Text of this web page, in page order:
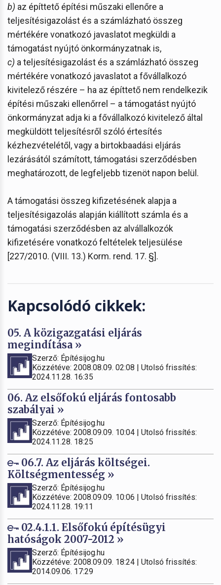
b) az építtető építési műszaki ellenőre a
teljesítésigazolást és a számlázható összeg
mértékére vonatkozó javaslatot megküldi a
támogatást nyújtó önkormányzatnak is,
c) a teljesítésigazolást és a számlázható összeg
mértékére vonatkozó javaslatot a fővállalkozó
kivitelező részére – ha az építtető nem rendelkezik
építési műszaki ellenőrrel – a támogatást nyújtó
önkormányzat adja ki a fővállalkozó kivitelező által
megküldött teljesítésről szóló értesítés
kézhezvételétől, vagy a birtokbaadási eljárás
lezárásától számított, támogatási szerződésben
meghatározott, de legfeljebb tizenöt napon belül.
A támogatási összeg kifizetésének alapja a
teljesítésigazolás alapján kiállított számla és a
támogatási szerződésben az alvállalkozók
kifizetésére vonatkozó feltételek teljesülése
[227/2010. (VIII. 13.) Korm. rend. 17. §].
Kapcsolódó cikkek:
05. A közigazgatási eljárás
megindítása »
Szerző: Építésijog.hu
Közzétéve: 2008.08.09. 02:08 | Utolsó frissítés:
2024.11.28. 16:35
06. Az elsőfokú eljárás fontosabb
szabályai »
Szerző: Építésijog.hu
Közzétéve: 2008.09.09. 10:04 | Utolsó frissítés:
2024.11.28. 18:25
06.7. Az eljárás költségei.
Költségmentesség »
Szerző: Építésijog.hu
Közzétéve: 2008.09.09. 10:06 | Utolsó frissítés:
2024.11.28. 19:11
02.4.1.1. Elsőfokú építésügyi
hatóságok 2007-2012 »
Szerző: Építésijog.hu
Közzétéve: 2008.09.09. 18:24 | Utolsó frissítés:
2014.09.06. 17:29